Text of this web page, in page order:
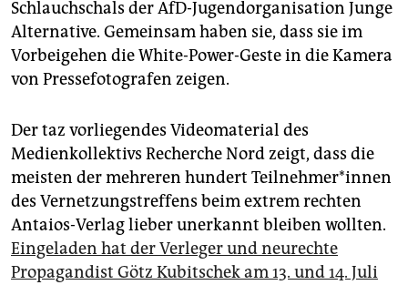
Schlauchschals der AfD-Jugendorganisation Junge
Alternative. Gemeinsam haben sie, dass sie im
Vorbeigehen die White-Power-Geste in die Kamera
von Pressefotografen zeigen.
Der taz vorliegendes Videomaterial des
Medienkollektivs Recherche Nord zeigt, dass die
meisten der mehreren hundert Teil­neh­me­r*in­nen
des Vernetzungstreffens beim extrem rechten
Antaios-Verlag lieber unerkannt bleiben wollten.
Eingeladen hat der Verleger und neurechte
Propagandist Götz Kubitschek am 13. und 14. Juli